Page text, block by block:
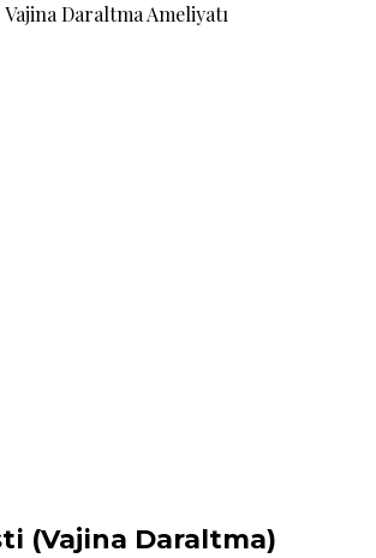
(Vajina Daraltma)